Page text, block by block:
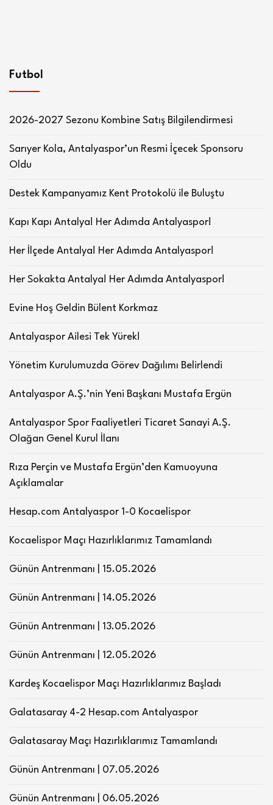
Futbol
2026-2027 Sezonu Kombine Satış Bilgilendirmesi
Sarıyer Kola, Antalyaspor’un Resmi İçecek Sponsoru
Oldu
Destek Kampanyamız Kent Protokolü ile Buluştu
Kapı Kapı Antalya! Her Adımda Antalyaspor!
Her İlçede Antalya! Her Adımda Antalyaspor!
Her Sokakta Antalya! Her Adımda Antalyaspor!
Evine Hoş Geldin Bülent Korkmaz
Antalyaspor Ailesi Tek Yürek!
Yönetim Kurulumuzda Görev Dağılımı Belirlendi
Antalyaspor A.Ş.’nin Yeni Başkanı Mustafa Ergün
Antalyaspor Spor Faaliyetleri Ticaret Sanayi A.Ş.
Olağan Genel Kurul İlanı
Rıza Perçin ve Mustafa Ergün’den Kamuoyuna
Açıklamalar
Hesap.com Antalyaspor 1-0 Kocaelispor
Kocaelispor Maçı Hazırlıklarımız Tamamlandı
Günün Antrenmanı | 15.05.2026
Günün Antrenmanı | 14.05.2026
Günün Antrenmanı | 13.05.2026
Günün Antrenmanı | 12.05.2026
Kardeş Kocaelispor Maçı Hazırlıklarımız Başladı
Galatasaray 4-2 Hesap.com Antalyaspor
Galatasaray Maçı Hazırlıklarımız Tamamlandı
Günün Antrenmanı | 07.05.2026
Günün Antrenmanı | 06.05.2026